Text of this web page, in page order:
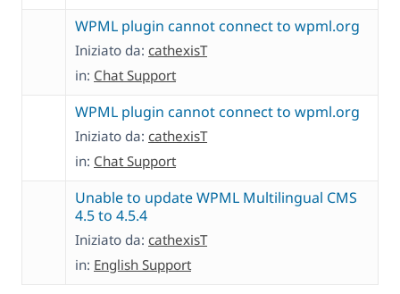
WPML plugin cannot connect to wpml.org
Iniziato da: cathexisT
in: Chat Support
WPML plugin cannot connect to wpml.org
Iniziato da: cathexisT
in: Chat Support
Unable to update WPML Multilingual CMS
4.5 to 4.5.4
Iniziato da: cathexisT
in: English Support